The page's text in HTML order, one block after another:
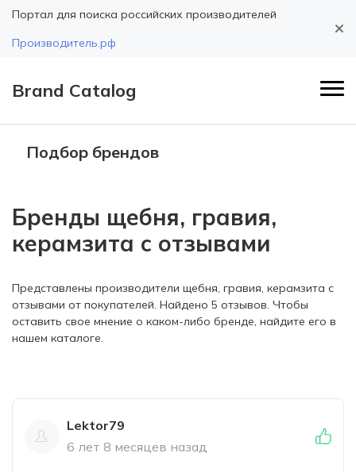
Портал для поиска российских производителей
Производитель.рф
Brand Catalog
Подбор брендов
Бренды щебня, гравия,
керамзита с отзывами
Представлены производители щебня, гравия, керамзита с
отзывами от покупателей. Найдено 5 отзывов. Чтобы
оставить свое мнение о каком-либо бренде, найдите его в
нашем каталоге.
Lektor79
6 лет 8 месяцев назад